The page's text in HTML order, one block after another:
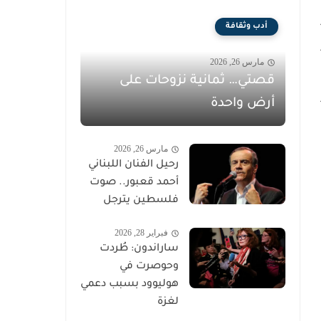
أدب وثقافة
مارس 26, 2026
قصتي… ثمانية نزوحات على
أرض واحدة
مارس 26, 2026
رحيل الفنان اللبناني
أحمد قعبور.. صوت
فلسطين يترجل
فبراير 28, 2026
ساراندون: طُردت
وحوصرت في
هوليوود بسبب دعمي
لغزة